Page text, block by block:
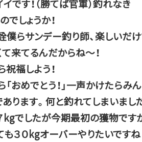
です！（勝てば官軍）釣れなき
でしょうか！
らサンデー釣り師、楽しいだけ
来てるんだからね～！
福しよう！
おめでとう！」一声かけたらみ
ります。何と釣れてしまいまし
でしたが今期最初の獲物です
３０kgオーバーやりたいですね